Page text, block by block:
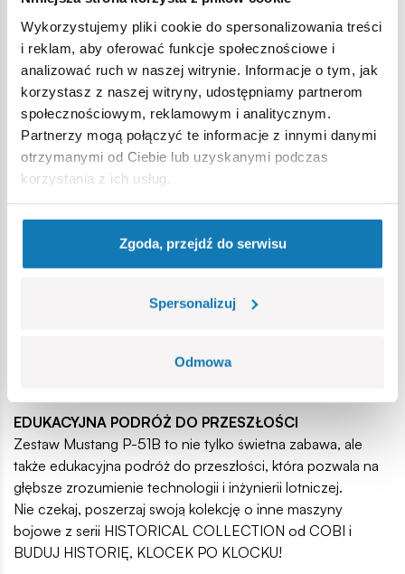
Wykorzystujemy pliki cookie do spersonalizowania treści
i reklam, aby oferować funkcje społecznościowe i
analizować ruch w naszej witrynie. Informacje o tym, jak
korzystasz z naszej witryny, udostępniamy partnerom
społecznościowym, reklamowym i analitycznym.
Partnerzy mogą połączyć te informacje z innymi danymi
otrzymanymi od Ciebie lub uzyskanymi podczas
korzystania z ich usług.
Zgoda, przejdź do serwisu
Spersonalizuj
Odmowa
konstrukcji z klocków.
EDUKACYJNA PODRÓŻ DO PRZESZŁOŚCI
Zestaw Mustang P-51B to nie tylko świetna zabawa, ale
także edukacyjna podróż do przeszłości, która pozwala na
głębsze zrozumienie technologii i inżynierii lotniczej.
Nie czekaj, poszerzaj swoją kolekcję o inne maszyny
bojowe z serii HISTORICAL COLLECTION od COBI i
BUDUJ HISTORIĘ, KLOCEK PO KLOCKU!